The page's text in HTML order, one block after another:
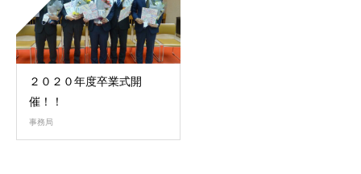
２０２０年度卒業式開
催！！
事務局